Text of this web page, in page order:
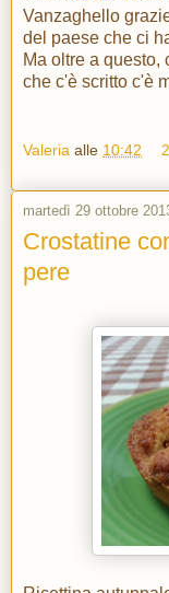
Vanzaghello
del paese che ci
Ma oltre a questo,
che c'è scritto c'è
Valeria alle 10:42
martedì 29 ottobre
Crostatine
pere